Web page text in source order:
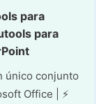
para
para
único conjunto
Office | ⚡